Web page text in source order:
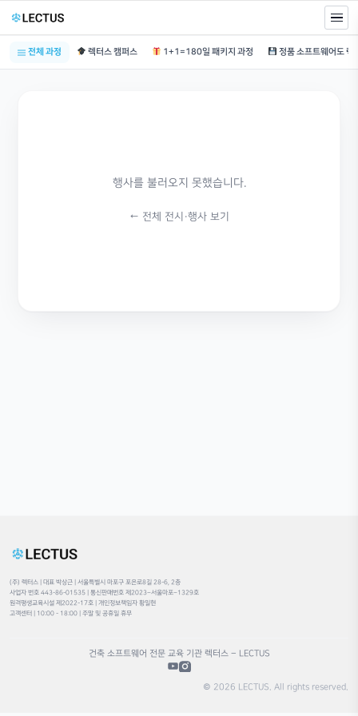
전체 과정 렉터스 캠퍼스 1+1=180일 패키지 과정
행사를 불러오지 못했습니다.
← 전체 전시·행사 보기